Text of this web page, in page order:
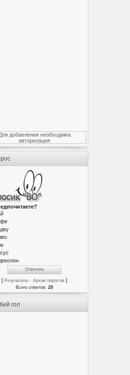
добавления необходима
авторизация
[ Результаты · Архив опросов ]
Всего ответов: 29
гол